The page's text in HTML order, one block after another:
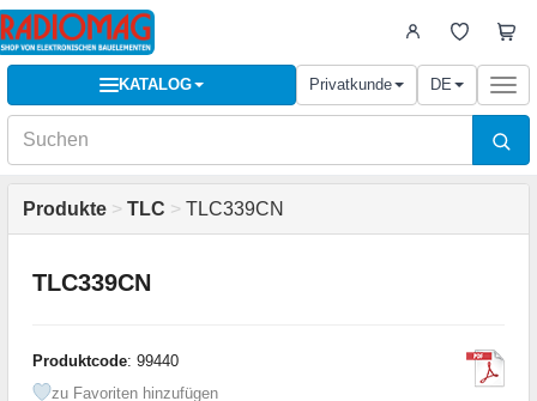
KATALOG Privatkunde DE
Produkte > TLC > TLC339CN
TLC339CN
Produktcode: 99440
zu Favoriten hinzufügen